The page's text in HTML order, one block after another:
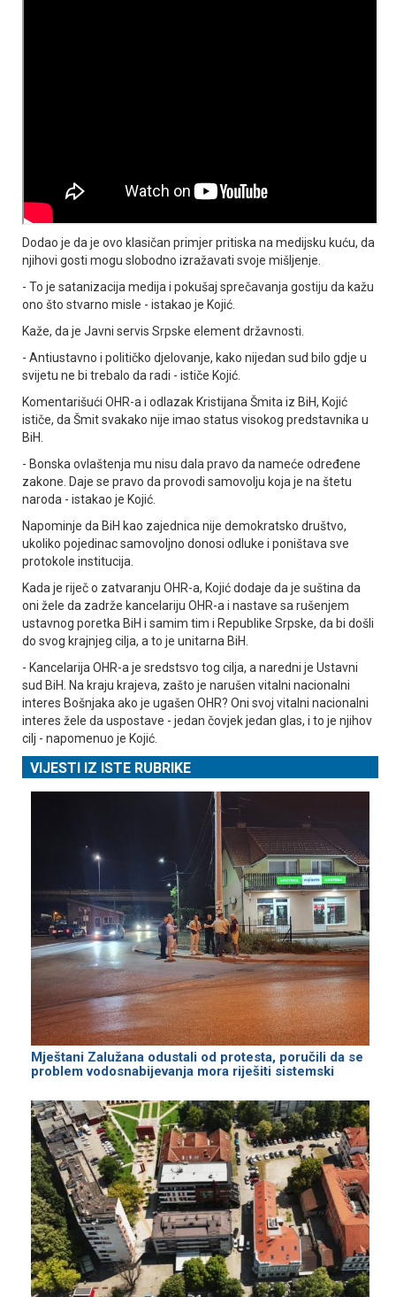
Dodao je da je ovo klasičan primjer pritiska na medijsku kuću, da
njihovi gosti mogu slobodno izražavati svoje mišljenje.
- To je satanizacija medija i pokušaj sprečavanja gostiju da kažu
ono što stvarno misle - istakao je Kojić.
Kaže, da je Јavni servis Srpske element državnosti.
- Antiustavno i političko djelovanje, kako nijedan sud bilo gdje u
svijetu ne bi trebalo da radi - ističe Kojić.
Komentarišući OHR-a i odlazak Kristijana Šmita iz BiH, Kojić
ističe, da Šmit svakako nije imao status visokog predstavnika u
BiH.
- Bonska ovlaštenja mu nisu dala pravo da nameće određene
zakone. Daje se pravo da provodi samovolju koja je na štetu
naroda - istakao je Kojić.
Napominje da BiH kao zajednica nije demokratsko društvo,
ukoliko pojedinac samovoljno donosi odluke i poništava sve
protokole institucija.
Kada je riječ o zatvaranju OHR-a, Kojić dodaje da je suština da
oni žele da zadrže kancelariju OHR-a i nastave sa rušenjem
ustavnog poretka BiH i samim tim i Republike Srpske, da bi došli
do svog krajnjeg cilja, a to je unitarna BiH.
- Kancelarija OHR-a je sredstsvo tog cilja, a naredni je Ustavni
sud BiH. Na kraju krajeva, zašto je narušen vitalni nacionalni
interes Bošnjaka ako je ugašen OHR? Oni svoj vitalni nacionalni
interes žele da uspostave - jedan čovjek jedan glas, i to je njihov
cilj - napomenuo je Kojić.
VIJESTI IZ ISTE RUBRIKE
Mještani Zalužana odustali od protesta, poručili da se
problem vodosnabijevanja mora riješiti sistemski